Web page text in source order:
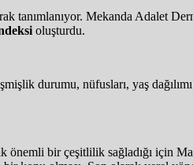
Mekanda Adalet
oluşturdu.
durumu, nüfusları, yaş
bir çeşitlilik sağladığı için